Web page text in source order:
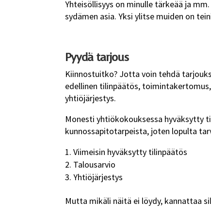
Yhteisöllisyys on minulle tärkeää ja
sydämen asia. Yksi ylitse muiden on
Pyydä tarjous
Kiinnostuitko? Jotta voin tehdä
edellinen tilinpäätös,
yhtiöjärjestys.
Monesti yhtiökokouksessa hyväksytty
kunnossapitotarpeista, joten lopulta
Viimeisin hyväksytty tilinpäätös
Talousarvio
Yhtiöjärjestys
Mutta mikäli näitä ei löydy, kannattaa